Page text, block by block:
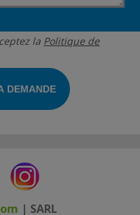
la Politique de
| SARL